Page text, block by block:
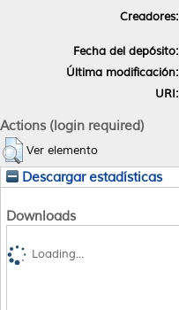
Creadores:
Fecha del depósito:
Última modificación:
URI:
Actions (login required)
Ver elemento
Descargar estadísticas
Downloads
Loading...